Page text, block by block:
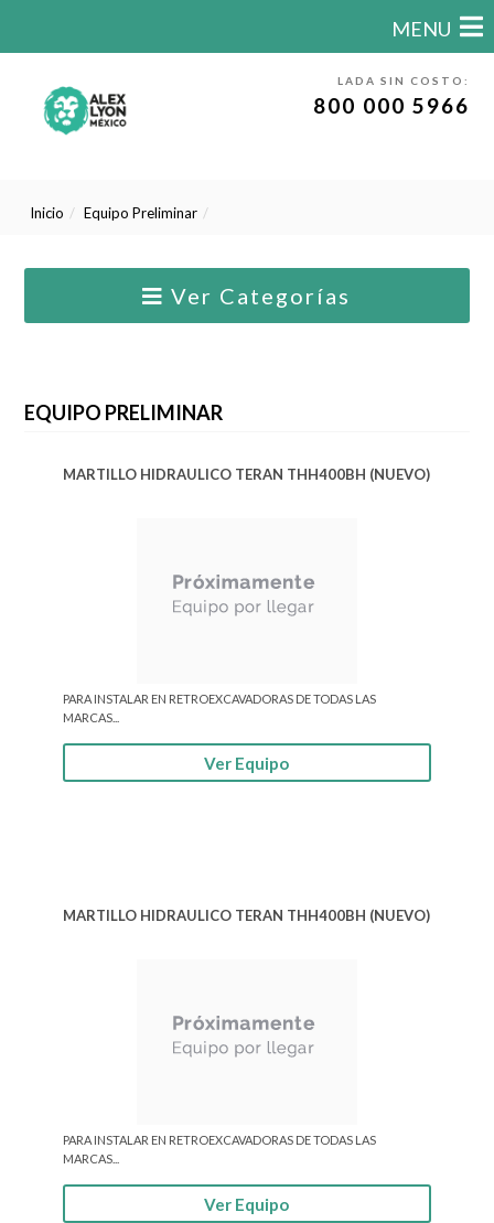
MENU
LADA SIN COSTO:
800 000 5966
Inicio Equipo Preliminar
Ver Categorías
EQUIPO PRELIMINAR
MARTILLO HIDRAULICO TERAN THH400BH (NUEVO)
PARA INSTALAR EN RETROEXCAVADORAS DE TODAS LAS
MARCAS...
Ver Equipo
MARTILLO HIDRAULICO TERAN THH400BH (NUEVO)
PARA INSTALAR EN RETROEXCAVADORAS DE TODAS LAS
MARCAS...
Ver Equipo